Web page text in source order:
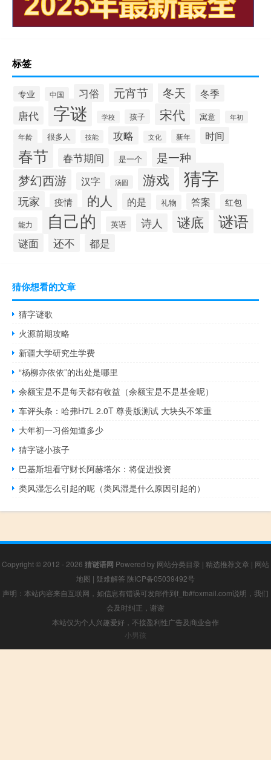
标签
专业 中国 习俗 元宵节 冬天 冬季
唐代 字谜 学校 孩子 宋代 寓意 年初
年龄 很多人 技能 攻略 文化 新年 时间
春节 春节期间 是一个 是一种
梦幻西游 汉字 汤圆 游戏 猜字
玩家 疫情 的人 的是 礼物 答案 红包
能力 自己的 英语 诗人 谜底 谜语
谜面 还不 都是
猜你想看的文章
猜字谜歌
火源前期攻略
新疆大学研究生学费
“杨柳亦依依”的出处是哪里
余额宝是不是每天都有收益（余额宝是不是基金呢）
车评头条：哈弗H7L 2.0T 尊贵版测试 大块头不笨重
大年初一习俗知道多少
猜字谜小孩子
巴基斯坦看守财长阿赫塔尔：将促进投资
类风湿怎么引起的呢（类风湿是什么原因引起的）
Copyright © 2012 - 2026 猜谜语网 Powered by 网站分类目录 | 精选推荐文章 | 网站
地图 | 疑难解答 陕ICP备05039492号
声明：本站内容来自互联网，如信息有错误可发邮件到f_fb#foxmail.com说明，我们
会及时纠正，谢谢
本站仅为个人兴趣爱好，不接盈利性广告及商业合作
小男孩